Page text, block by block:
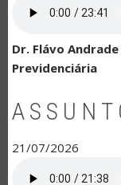
Dr. Flávo
Previdenciária
21/07/2026